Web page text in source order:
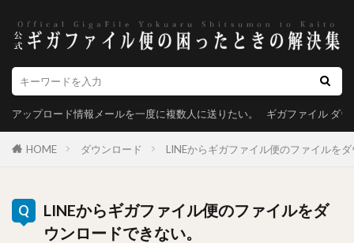
アップロード情報メールを一度に複数人に送りたい。 ギガファイル ダ
HOME ダウンロード LINEからギガファイル便のファイルを
LINEからギガファイル便のファイルをダ
ウンロードできない。